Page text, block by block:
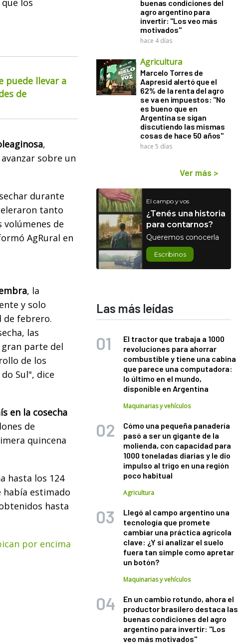
puede llevar a
de
,
sobre un
durante
tanto
de
AgRural en
, la
y solo
de febrero.
las
parte del
de los
Sul", dice
en la cosecha
de
quincena
hasta los 124
había estimado
hasta
por encima
buenas condiciones del
agro argentino para
invertir: "Los veo más
motivados"
hace 4 días
Agricultura
Marcelo Torres de
Aapresid alertó que el
62% de la renta del agro
se va en impuestos: "No
es bueno que en
Argentina se sigan
discutiendo las mismas
cosas de hace 50 años"
hace 5 días
Ver más >
El campo y vos
¿Tenés una historia
para contarnos?
Queremos conocerla
Escribinos
Las más leídas
El tractor que trabaja a 1000
revoluciones para ahorrar
combustible y tiene una cabina
que parece una computadora:
lo último en el mundo,
disponible en Argentina
Maquinarias y vehículos
Cómo una pequeña panadería
pasó a ser un gigante de la
molienda, con capacidad para
1000 toneladas diarias y le dio
impulso al trigo en una región
poco habitual
Agricultura
Llegó al campo argentino una
tecnología que promete
cambiar una práctica agrícola
clave: ¿Y si analizar el suelo
fuera tan simple como apretar
un botón?
Maquinarias y vehículos
En un cambio rotundo, ahora el
productor brasilero destaca las
buenas condiciones del agro
argentino para invertir: "Los
veo más motivados"